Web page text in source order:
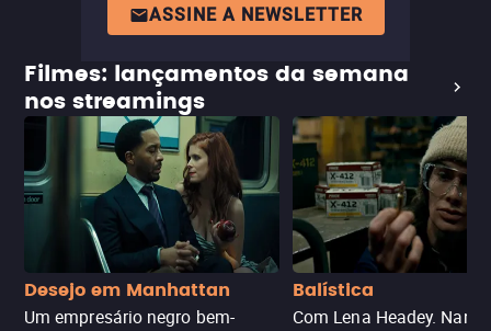
ASSINE A NEWSLETTER
Filmes: lançamentos da semana
nos streamings
Desejo em Manhattan
Um empresário negro bem-
Balística
Com Lena Headey.